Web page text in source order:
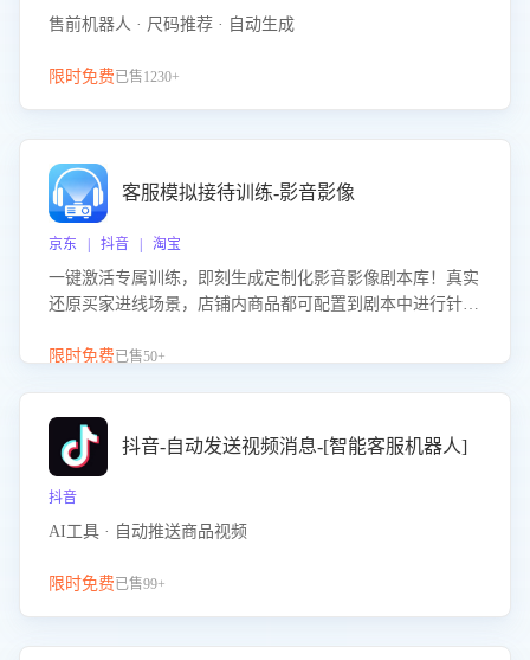
售前机器人 · 尺码推荐 · 自动生成
限时免费已售1230+
客服模拟接待训练-影音影像
京东 | 抖音 | 淘宝
一键激活专属训练，即刻生成定制化影音影像剧本库！真实
还原买家进线场景，店铺内商品都可配置到剧本中进行针对
击 “立即开通”，快速获取影音影像类目剧本，一键开启客服
限时免费已售50+
抖音-自动发送视频消息-[智能客服机器人]
抖音
AI工具 · 自动推送商品视频
限时免费已售99+